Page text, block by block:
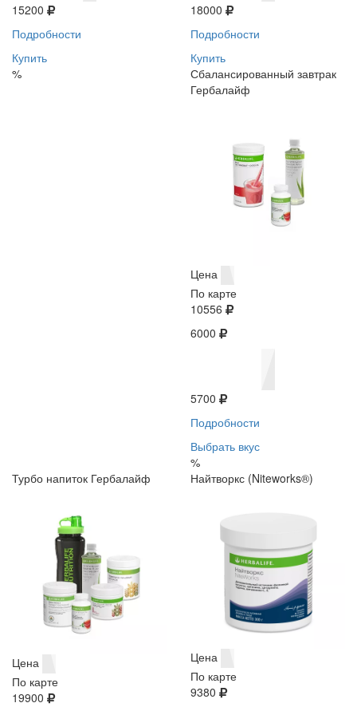
15200
Подробности
Купить
%
18000
Подробности
Купить
Сбалансированный завтрак
Гербалайф
Цена
По карте
10556
6000
5700
Подробности
Выбрать вкус
%
Турбо напиток Гербалайф
Цена
По карте
19900
Найтворкс (Niteworks®)
Цена
По карте
9380